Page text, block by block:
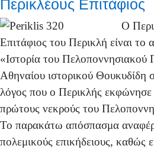
Περικλέους Επιτάφιος
Ο
Επιτάφιος του Περικλή είναι
«Ιστορία του Πελοποννησιακού
Αθηναίου ιστορικού Θουκυδίδη
λόγος που ο Περικλής
πρώτους νεκρούς του
Το παρακάτω απόσπασμα
πολεμικούς επικήδειους, καθώς